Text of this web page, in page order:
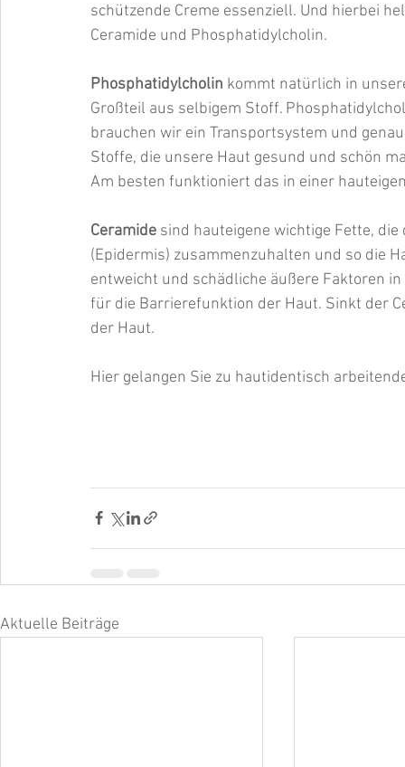
schützende Creme essenziell. Und hierbei
Ceramide und Phosphatidylcholin.
Phosphatidylcholin kommt natürlich in
Großteil aus selbigem Stoff.
brauchen wir ein Transportsystem und
Stoffe, die unsere Haut gesund und schön
Am besten funktioniert das in einer
Ceramide sind hauteigene wichtige Fette,
(Epidermis) zusammenzuhalten und so die
entweicht und schädliche äußere Faktoren
für die Barrierefunktion der Haut. Sinkt der
der Haut.
Hier gelangen Sie zu hautidentisch
Aktuelle Beiträge